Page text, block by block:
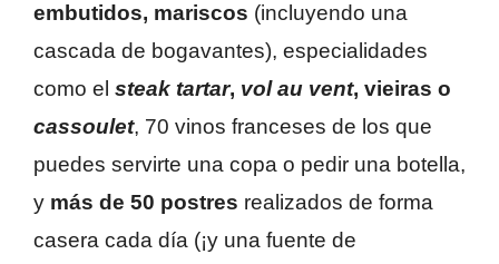
embutidos, mariscos (incluyendo una
cascada de bogavantes), especialidades
como el steak tartar, vol au vent, vieiras o
cassoulet, 70 vinos franceses de los que
puedes servirte una copa o pedir una botella,
y más de 50 postres realizados de forma
casera cada día (¡y una fuente de